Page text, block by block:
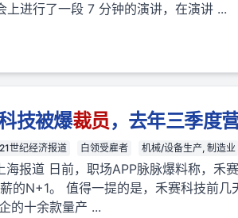
上进行了一段 7 分钟的演讲，在演讲 ...
技被爆裁员，去年三季度
21世纪经济报道 白领受雇者 机械/设备生产, 制造业
海报道 日前，职场APP脉脉爆料称，禾
的N+1。 值得一提的是，禾赛科技前
的十余款量产 ...